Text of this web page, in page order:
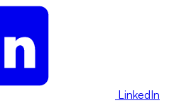
LinkedIn